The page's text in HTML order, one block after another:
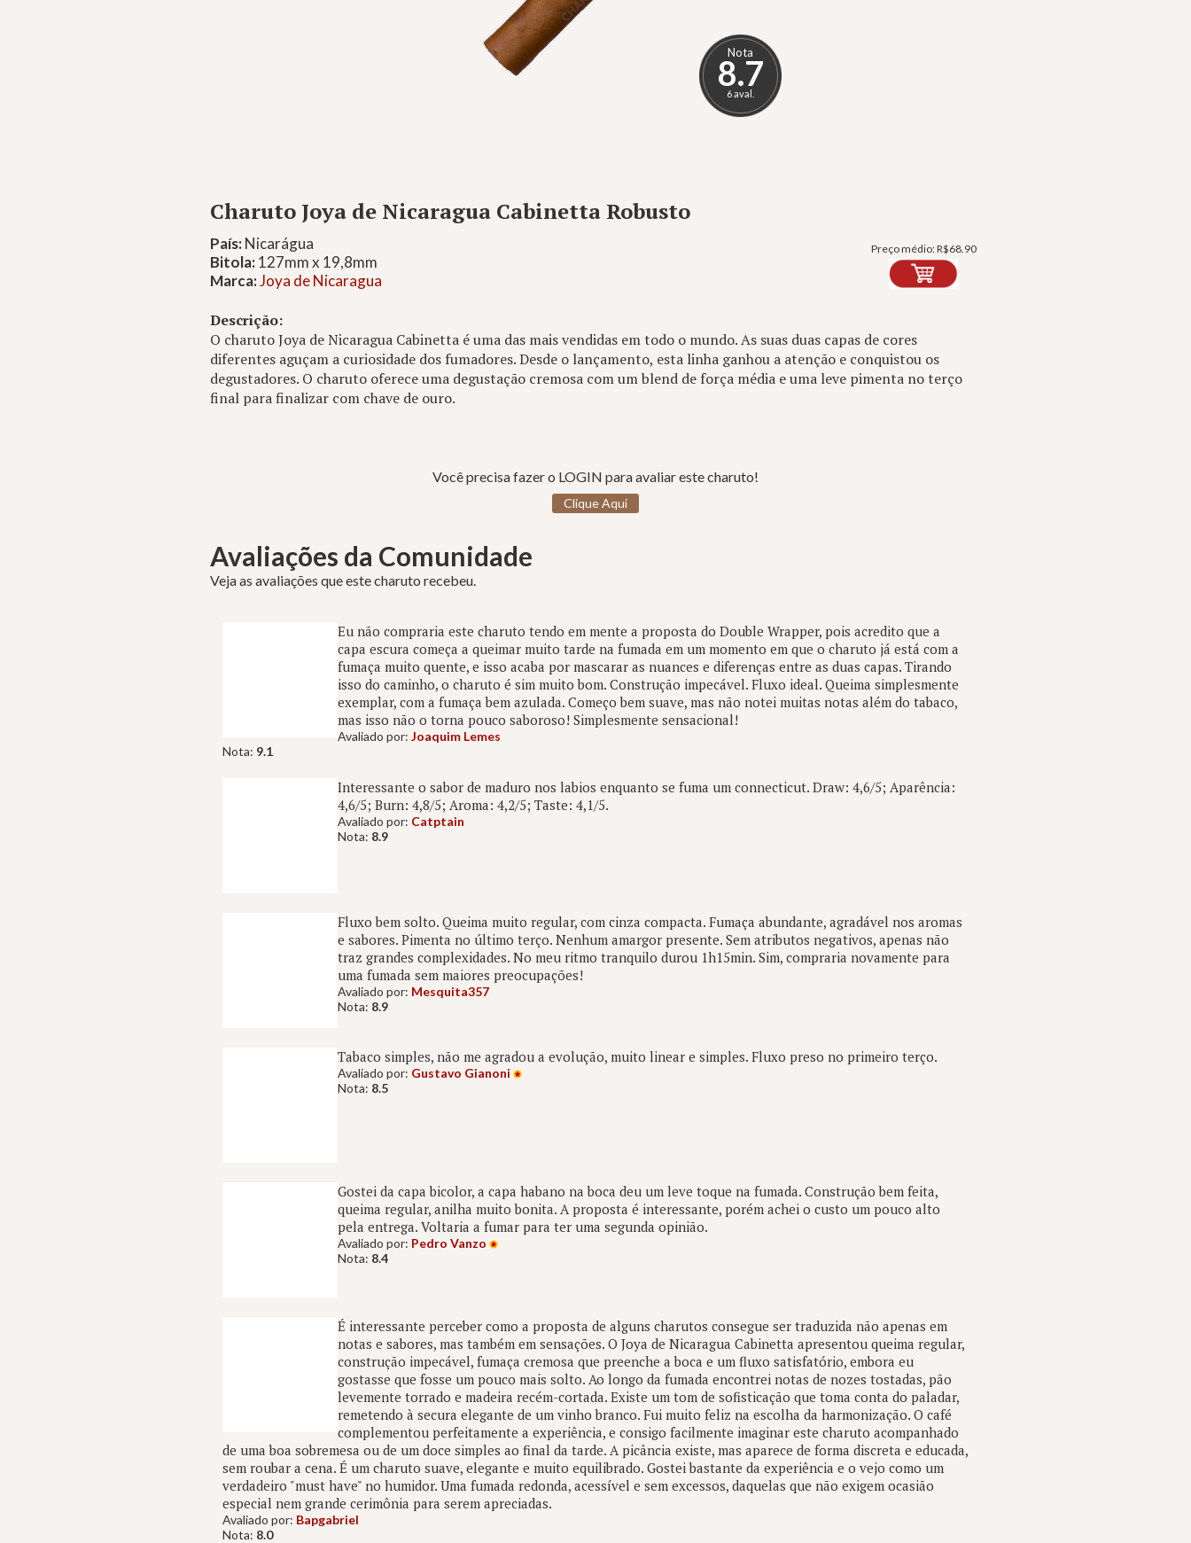
Nota
8.7
6 aval.
Charuto Joya de Nicaragua Cabinetta Robusto
País:Nicarágua
Bitola:127mm x 19,8mm
Marca:Joya de Nicaragua
Preço médio:R$68.90
Descrição:
O charuto Joya de Nicaragua Cabinetta é uma das mais vendidas em todo o mundo. As suas duas capas de cores
diferentes aguçam a curiosidade dos fumadores. Desde o lançamento, esta linha ganhou a atenção e conquistou os
degustadores. O charuto oferece uma degustação cremosa com um blend de força média e uma leve pimenta no terço
final para finalizar com chave de ouro.
Você precisa fazer o LOGIN para avaliar este charuto!
Clique Aqui
Avaliações da Comunidade
Veja as avaliações que este charuto recebeu.
Eu não compraria este charuto tendo em mente a proposta do Double Wrapper, pois acredito que a
capa escura começa a queimar muito tarde na fumada em um momento em que o charuto já está com a
fumaça muito quente, e isso acaba por mascarar as nuances e diferenças entre as duas capas. Tirando
isso do caminho, o charuto é sim muito bom. Construção impecável. Fluxo ideal. Queima simplesmente
exemplar, com a fumaça bem azulada. Começo bem suave, mas não notei muitas notas além do tabaco,
mas isso não o torna pouco saboroso! Simplesmente sensacional!
Avaliado por: Joaquim Lemes
Nota: 9.1
Interessante o sabor de maduro nos labios enquanto se fuma um connecticut. Draw: 4,6/5; Aparência:
4,6/5; Burn: 4,8/5; Aroma: 4,2/5; Taste: 4,1/5.
Avaliado por: Catptain
Nota: 8.9
Fluxo bem solto. Queima muito regular, com cinza compacta. Fumaça abundante, agradável nos aromas
e sabores. Pimenta no último terço. Nenhum amargor presente. Sem atributos negativos, apenas não
traz grandes complexidades. No meu ritmo tranquilo durou 1h15min. Sim, compraria novamente para
uma fumada sem maiores preocupações!
Avaliado por: Mesquita357
Nota: 8.9
Tabaco simples, não me agradou a evolução, muito linear e simples. Fluxo preso no primeiro terço.
Avaliado por: Gustavo Gianoni
Nota: 8.5
Gostei da capa bicolor, a capa habano na boca deu um leve toque na fumada. Construção bem feita,
queima regular, anilha muito bonita. A proposta é interessante, porém achei o custo um pouco alto
pela entrega. Voltaria a fumar para ter uma segunda opinião.
Avaliado por: Pedro Vanzo
Nota: 8.4
É interessante perceber como a proposta de alguns charutos consegue ser traduzida não apenas em
notas e sabores, mas também em sensações. O Joya de Nicaragua Cabinetta apresentou queima regular,
construção impecável, fumaça cremosa que preenche a boca e um fluxo satisfatório, embora eu
gostasse que fosse um pouco mais solto. Ao longo da fumada encontrei notas de nozes tostadas, pão
levemente torrado e madeira recém-cortada. Existe um tom de sofisticação que toma conta do paladar,
remetendo à secura elegante de um vinho branco. Fui muito feliz na escolha da harmonização. O café
complementou perfeitamente a experiência, e consigo facilmente imaginar este charuto acompanhado
de uma boa sobremesa ou de um doce simples ao final da tarde. A picância existe, mas aparece de forma discreta e educada,
sem roubar a cena. É um charuto suave, elegante e muito equilibrado. Gostei bastante da experiência e o vejo como um
verdadeiro "must have" no humidor. Uma fumada redonda, acessível e sem excessos, daquelas que não exigem ocasião
especial nem grande cerimônia para serem apreciadas.
Avaliado por: Bapgabriel
Nota: 8.0